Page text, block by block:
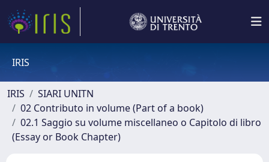
IRIS
IRIS
SIARI UNITN
02 Contributo in volume (Part of a book)
02.1 Saggio su volume miscellaneo o Capitolo di libro
(Essay or Book Chapter)